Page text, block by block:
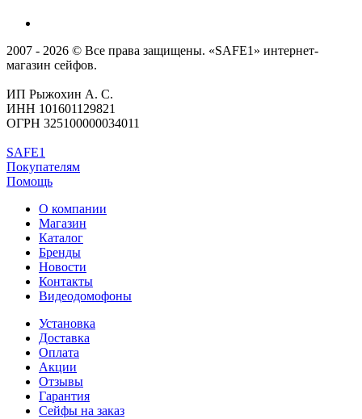
2007 - 2026 © Все права защищены. «SAFE1» интернет-
магазин сейфов.
ИП Рыжохин А. С.
ИНН 101601129821
ОГРН 325100000034011
SAFE1
Покупателям
Помощь
О компании
Магазин
Каталог
Бренды
Новости
Контакты
Видеодомофоны
Установка
Доставка
Оплата
Акции
Отзывы
Гарантия
Сейфы на заказ